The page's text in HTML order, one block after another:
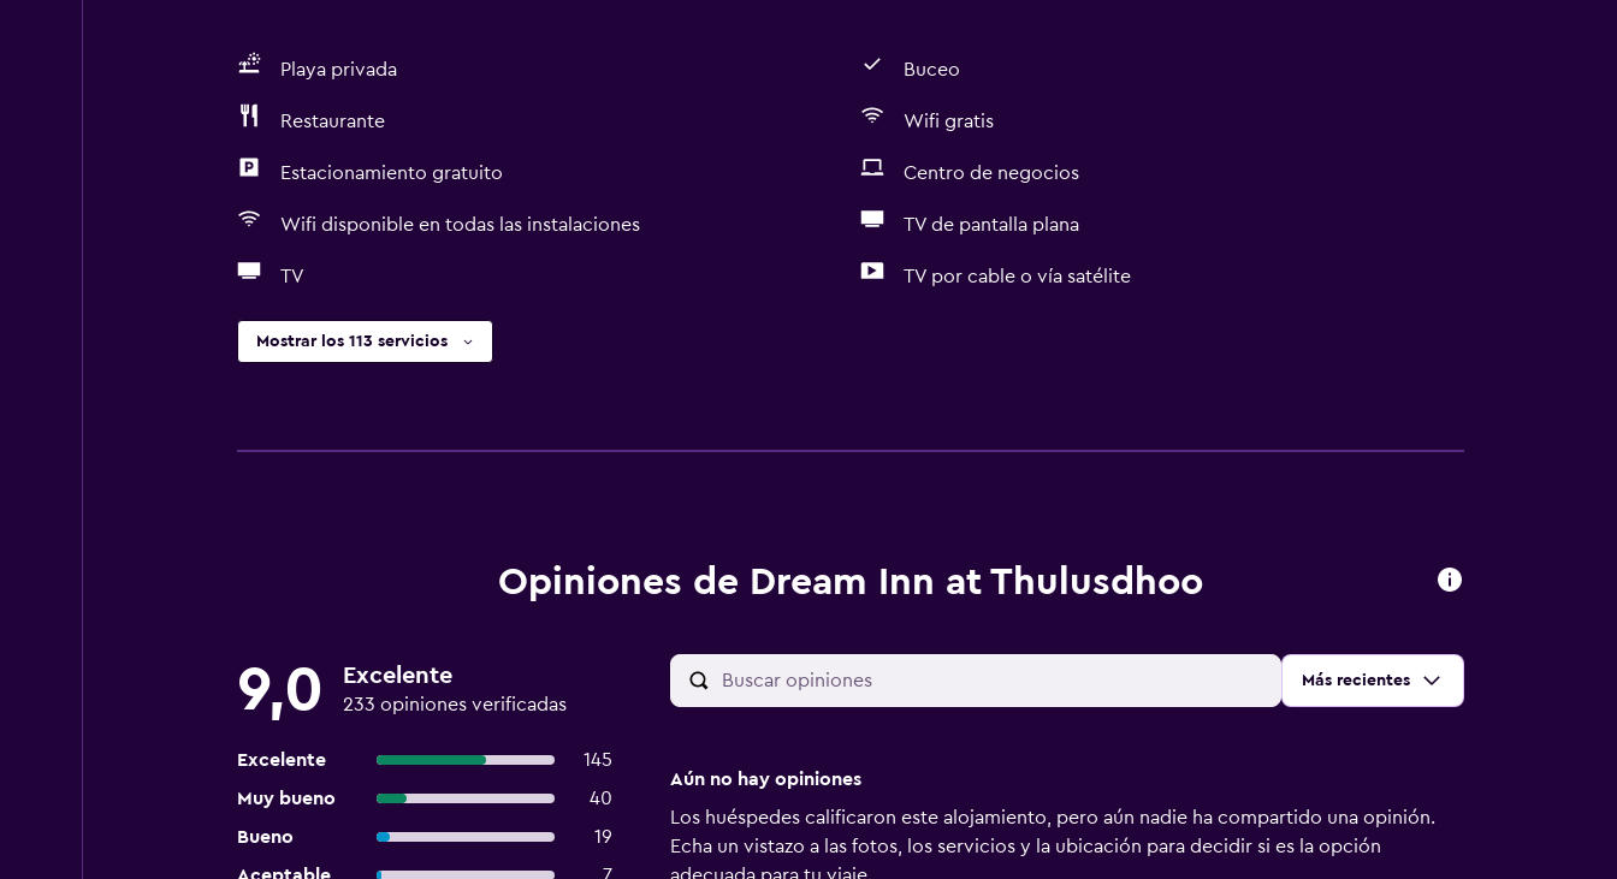
Playa privada Buceo
Restaurante Wifi gratis
Estacionamiento gratuito Centro de negocios
Wifi disponible en todas las instalaciones TV de pantalla plana
TV TV por cable o vía satélite
Mostrar los 113 servicios
Opiniones de Dream Inn at Thulusdhoo
9,0 Excelente
233 opiniones verificadas
Excelente
145
Muy bueno
40
Bueno
19
Ordenar por:
Más recientes
Aún no hay opiniones
Los huéspedes calificaron este alojamiento, pero aún nadie ha compartido una opinión.
Echa un vistazo a las fotos, los servicios y la ubicación para decidir si es la opción